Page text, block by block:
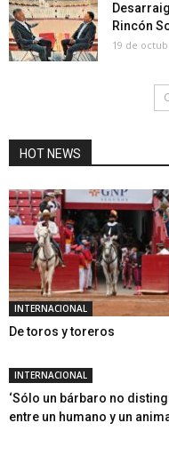
Rincón
19 de
HOT NEWS
INTERNACIONAL
De toros y toreros
INTERNACIONAL
‘Sólo un bárbaro no
entre un humano y un